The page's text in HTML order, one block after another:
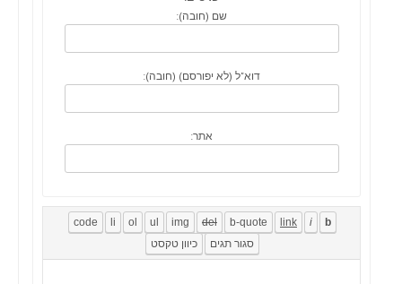
שם (חובה):
דוא"ל (לא יפורסם) (חובה):
אתר: